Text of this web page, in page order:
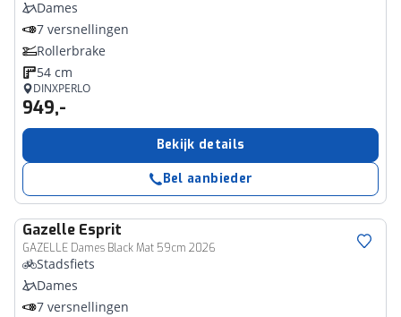
Dames
7 versnellingen
Rollerbrake
54 cm
DINXPERLO
949,-
Bekijk details
Bel aanbieder
Gazelle Esprit
GAZELLE Dames Black Mat 59cm 2026
Stadsfiets
Dames
7 versnellingen